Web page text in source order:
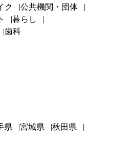
ク
公共機関・団体
暮らし
歯科
県 宮城県
秋田県